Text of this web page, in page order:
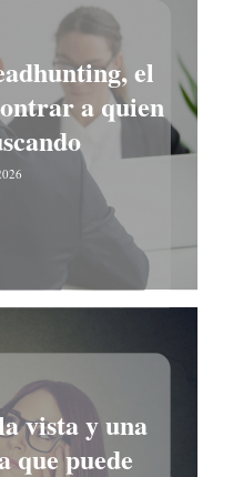
el
a quien
vista y una
que puede